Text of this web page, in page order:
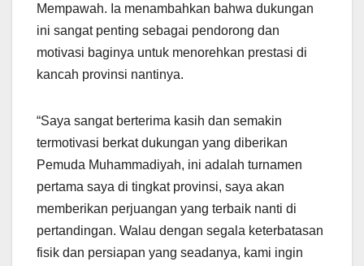
Mempawah. Ia menambahkan bahwa dukungan
ini sangat penting sebagai pendorong dan
motivasi baginya untuk menorehkan prestasi di
kancah provinsi nantinya.
“Saya sangat berterima kasih dan semakin
termotivasi berkat dukungan yang diberikan
Pemuda Muhammadiyah, ini adalah turnamen
pertama saya di tingkat provinsi, saya akan
memberikan perjuangan yang terbaik nanti di
pertandingan. Walau dengan segala keterbatasan
fisik dan persiapan yang seadanya, kami ingin